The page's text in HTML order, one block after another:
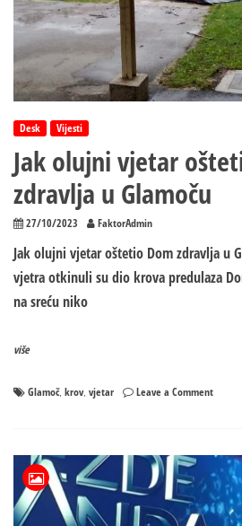
Desk Vijesti
Jak olujni vjetar
zdravlja u Glamoču
27/10/2023 FaktorAdmin
Jak olujni vjetar oštetio Dom zdravlja u
vjetra otkinuli su dio krova predulaza
na sreću niko
više
Glamoč, krov, vjetar Leave a Commenton
oštetio
Dom
u